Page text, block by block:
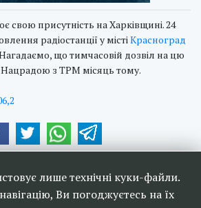
свою присутність на Харківщині. 24
радіостанції у місті Красноград
що тимчасовій дозвіл на цю
Нацрадою з ТРМ місяць тому.
лише технічні куки-файли.
Ви погоджуєтесь на їх